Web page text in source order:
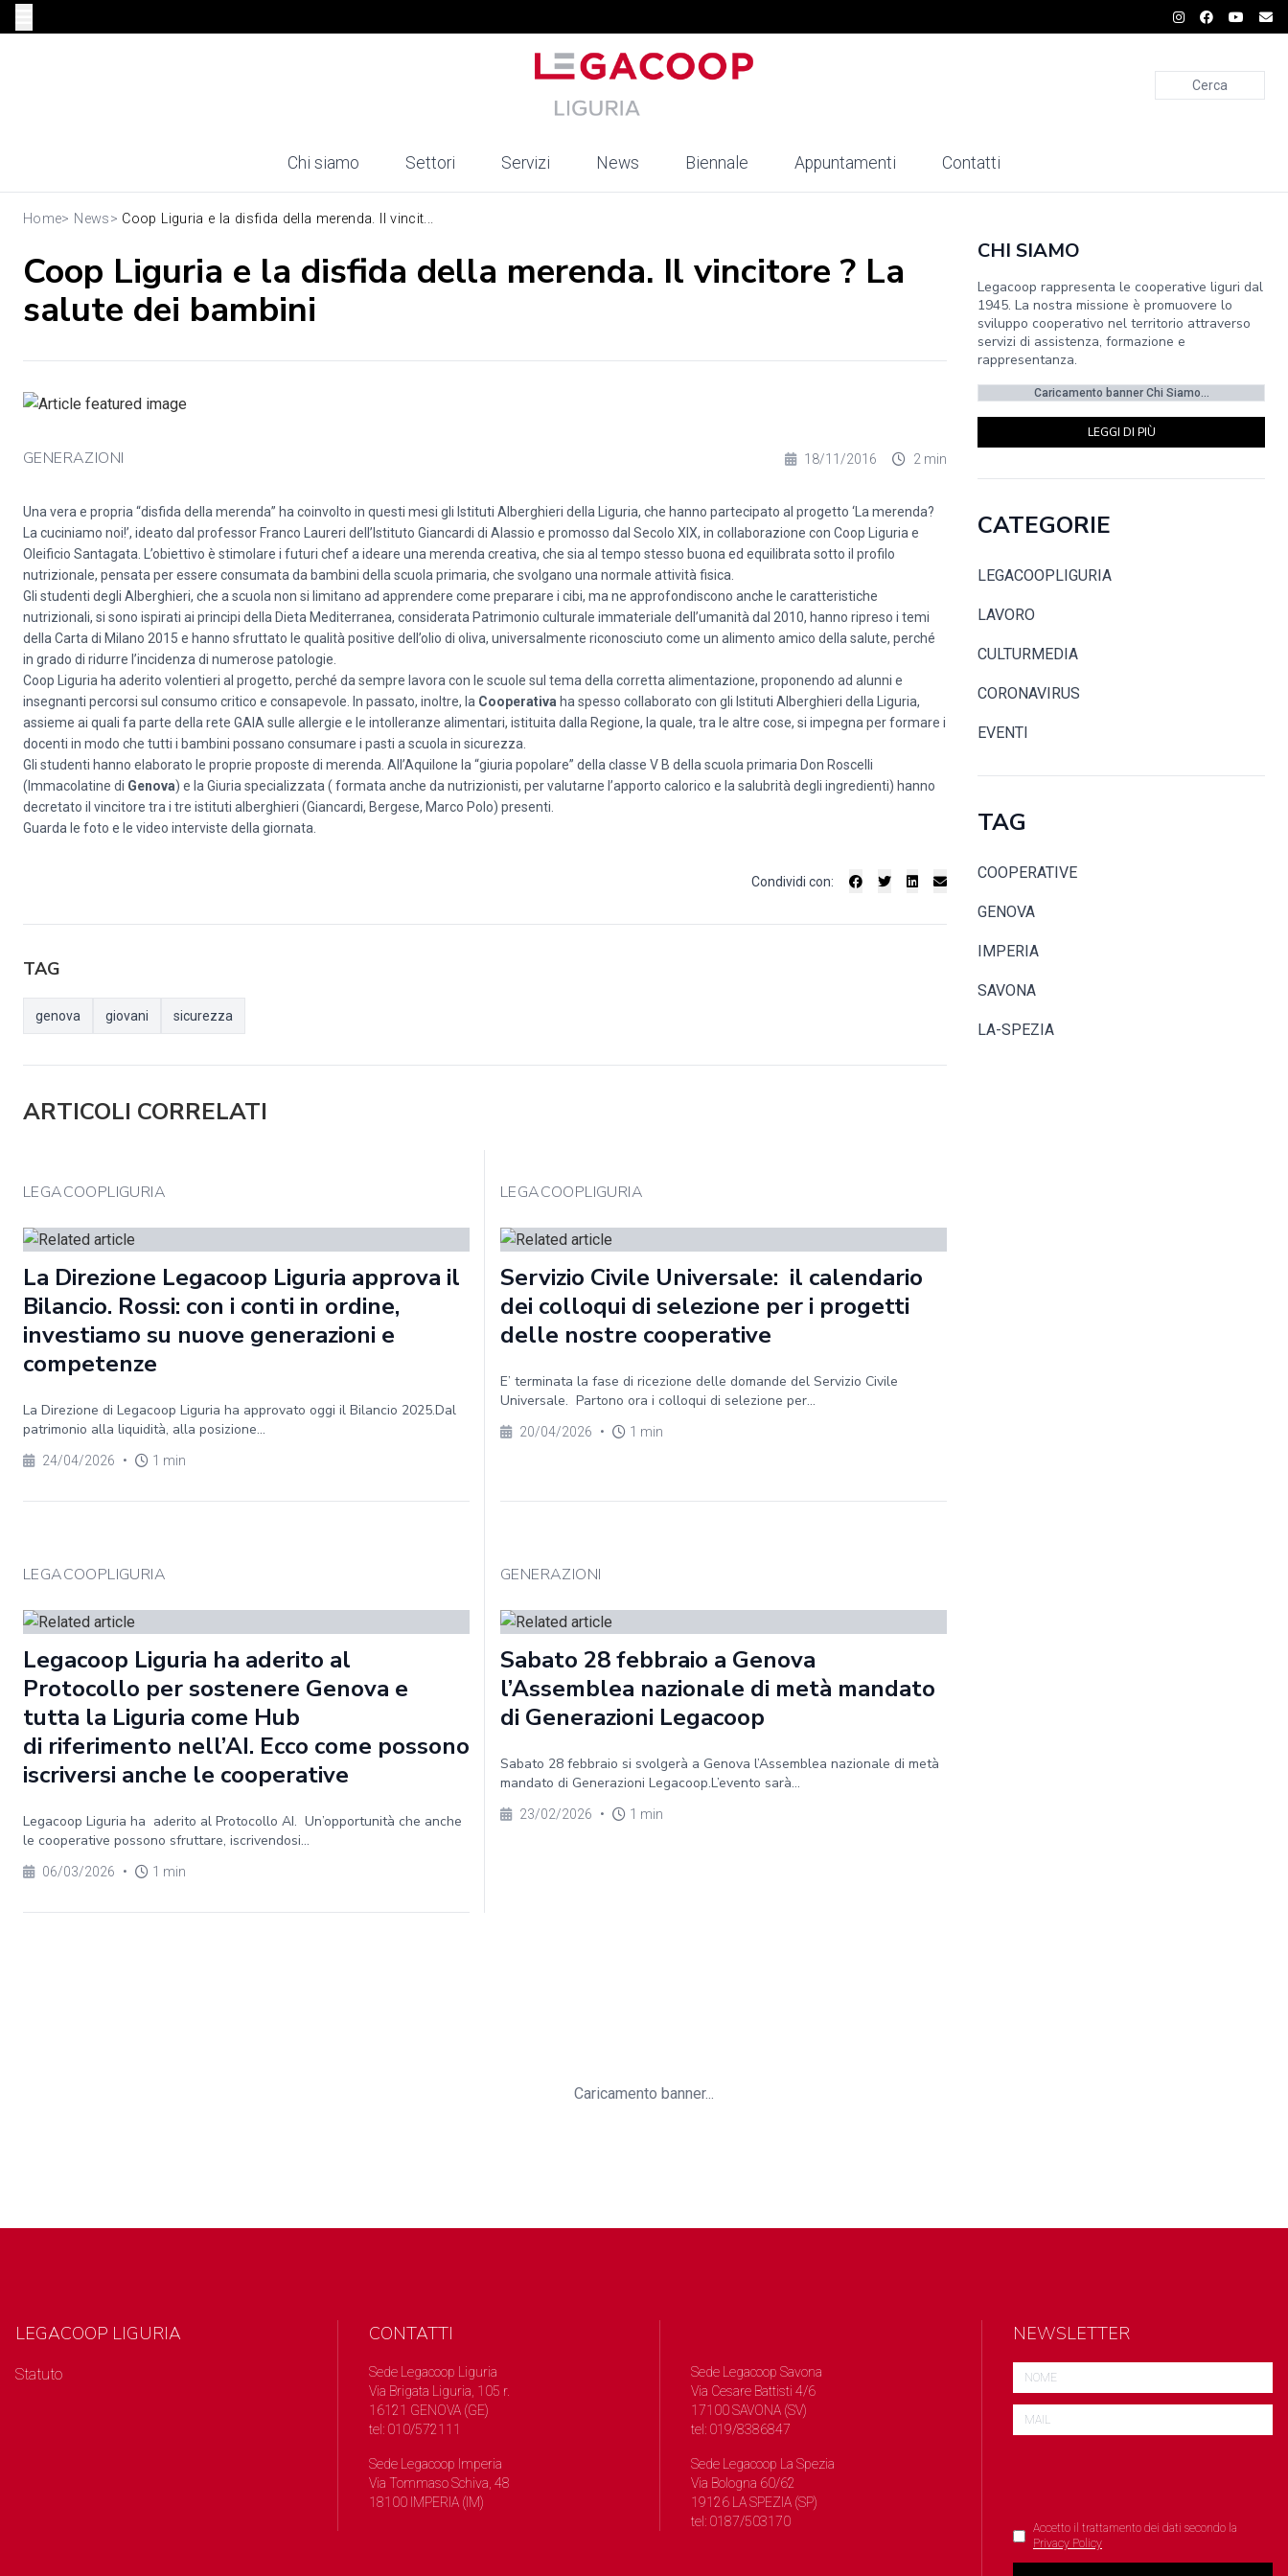
Cerca
Chi siamo Settori Servizi News Biennale Appuntamenti Contatti
Home> News> Coop Liguria e la disfida della merenda. Il vincit...
Coop Liguria e la disfida della merenda. Il vincitore ? La
salute dei bambini
GENERAZIONI 18/11/2016 2 min
Una vera e propria “disfida della merenda” ha coinvolto in questi mesi gli Istituti Alberghieri della Liguria, che hanno partecipato al progetto ‘La merenda?
La cuciniamo noi!’, ideato dal professor Franco Laureri dell’Istituto Giancardi di Alassio e promosso dal Secolo XIX, in collaborazione con Coop Liguria e
Oleificio Santagata. L’obiettivo è stimolare i futuri chef a ideare una merenda creativa, che sia al tempo stesso buona ed equilibrata sotto il profilo
nutrizionale, pensata per essere consumata da bambini della scuola primaria, che svolgano una normale attività fisica.
Gli studenti degli Alberghieri, che a scuola non si limitano ad apprendere come preparare i cibi, ma ne approfondiscono anche le caratteristiche
nutrizionali, si sono ispirati ai principi della Dieta Mediterranea, considerata Patrimonio culturale immateriale dell’umanità dal 2010, hanno ripreso i temi
della Carta di Milano 2015 e hanno sfruttato le qualità positive dell’olio di oliva, universalmente riconosciuto come un alimento amico della salute, perché
in grado di ridurre l’incidenza di numerose patologie.
Coop Liguria ha aderito volentieri al progetto, perché da sempre lavora con le scuole sul tema della corretta alimentazione, proponendo ad alunni e
insegnanti percorsi sul consumo critico e consapevole. In passato, inoltre, la Cooperativa ha spesso collaborato con gli Istituti Alberghieri della Liguria,
assieme ai quali fa parte della rete GAIA sulle allergie e le intolleranze alimentari, istituita dalla Regione, la quale, tra le altre cose, si impegna per formare i
docenti in modo che tutti i bambini possano consumare i pasti a scuola in sicurezza.
Gli studenti hanno elaborato le proprie proposte di merenda. All’Aquilone la “giuria popolare” della classe V B della scuola primaria Don Roscelli
(Immacolatine di Genova) e la Giuria specializzata ( formata anche da nutrizionisti, per valutarne l’apporto calorico e la salubrità degli ingredienti) hanno
decretato il vincitore tra i tre istituti alberghieri (Giancardi, Bergese, Marco Polo) presenti.
Guarda le foto e le video interviste della giornata.
Condividi con:
TAG
genova giovani sicurezza
ARTICOLI CORRELATI
LEGACOOPLIGURIA
La Direzione Legacoop Liguria approva il
Bilancio. Rossi: con i conti in ordine,
investiamo su nuove generazioni e
competenze
La Direzione di Legacoop Liguria ha approvato oggi il Bilancio 2025.Dal
patrimonio alla liquidità, alla posizione...
24/04/2026 • 1 min
LEGACOOPLIGURIA
Servizio Civile Universale: il calendario
dei colloqui di selezione per i progetti
delle nostre cooperative
E’ terminata la fase di ricezione delle domande del Servizio Civile
Universale. Partono ora i colloqui di selezione per...
20/04/2026 • 1 min
LEGACOOPLIGURIA
Legacoop Liguria ha aderito al
Protocollo per sostenere Genova e
tutta la Liguria come Hub
di riferimento nell’AI. Ecco come possono
iscriversi anche le cooperative
Legacoop Liguria ha aderito al Protocollo AI. Un’opportunità che anche
le cooperative possono sfruttare, iscrivendosi...
06/03/2026 • 1 min
GENERAZIONI
Sabato 28 febbraio a Genova
l’Assemblea nazionale di metà mandato
di Generazioni Legacoop
Sabato 28 febbraio si svolgerà a Genova l’Assemblea nazionale di metà
mandato di Generazioni Legacoop.L’evento sarà...
23/02/2026 • 1 min
CHI SIAMO
Legacoop rappresenta le cooperative liguri dal
1945. La nostra missione è promuovere lo
sviluppo cooperativo nel territorio attraverso
servizi di assistenza, formazione e
rappresentanza.
Caricamento banner Chi Siamo...
LEGGI DI PIÙ
CATEGORIE
LEGACOOPLIGURIA
LAVORO
CULTURMEDIA
CORONAVIRUS
EVENTI
TAG
COOPERATIVE
GENOVA
IMPERIA
SAVONA
LA-SPEZIA
Caricamento banner...
LEGACOOP LIGURIA
Statuto
CONTATTI
Sede Legacoop Liguria
Via Brigata Liguria, 105 r.
16121 GENOVA (GE)
tel: 010/572111
Sede Legacoop Imperia
Via Tommaso Schiva, 48
18100 IMPERIA (IM)
Sede Legacoop Savona
Via Cesare Battisti 4/6
17100 SAVONA (SV)
tel: 019/8386847
Sede Legacoop La Spezia
Via Bologna 60/62
19126 LA SPEZIA (SP)
tel: 0187/503170
NEWSLETTER
Accetto il trattamento dei dati secondo la
Privacy Policy